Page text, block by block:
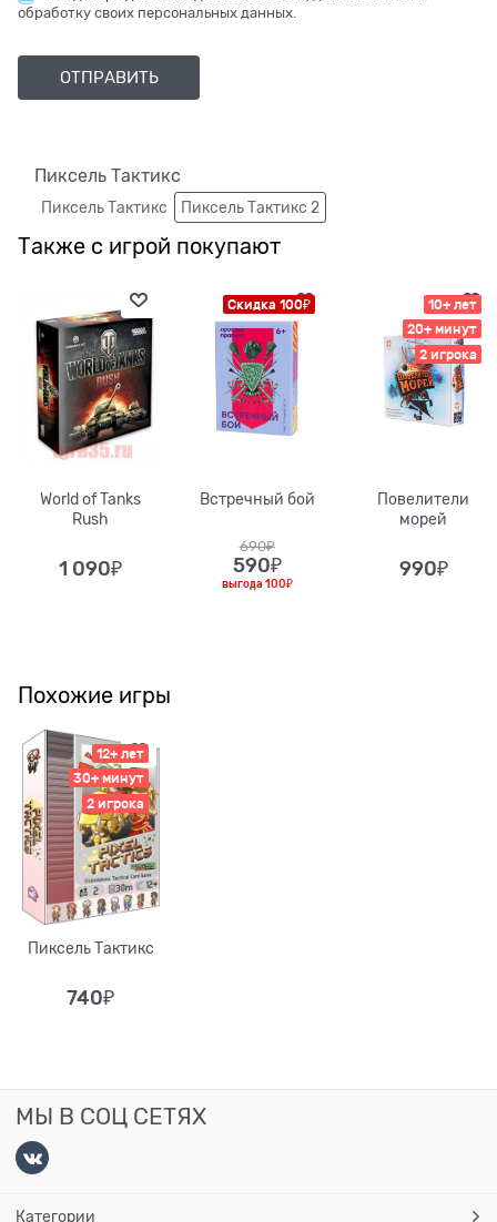
обработку своих персональных данных.
Пиксель Тактикс
Пиксель Тактикс Пиксель Тактикс 2
Также с игрой покупают
World of Tanks
Rush
1 090₽
Скидка 100₽
Встречный бой
690₽
590₽
выгода 100₽
10+ лет
20+ минут
2 игрока
Повелители
морей
990₽
Похожие игры
12+ лет
30+ минут
2 игрока
Пиксель Тактикс
740₽
МЫ В СОЦ СЕТЯХ
Категории